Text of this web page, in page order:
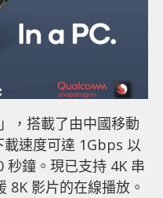
，搭載了由中國移動
速度可達 1Gbps 以
秒鐘。現已支持 4K 串
8K 影片的在線播放。